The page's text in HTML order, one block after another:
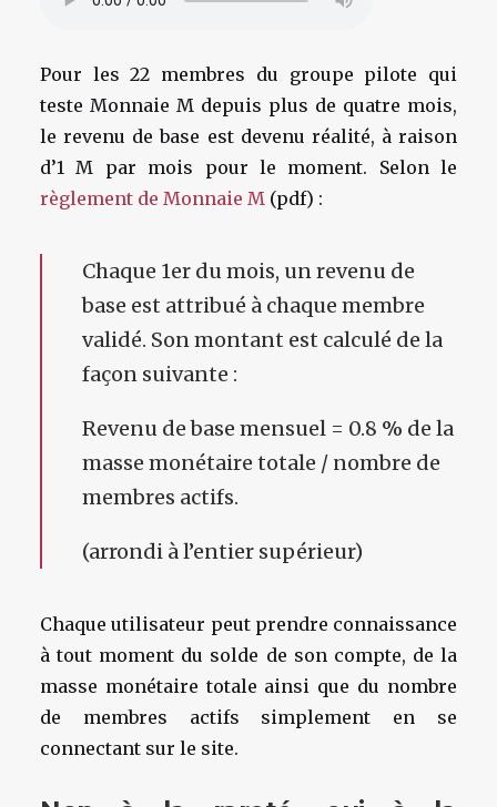
Pour les 22 membres du groupe pilote qui
teste Monnaie M depuis plus de quatre mois,
le revenu de base est devenu réalité, à raison
d’1 M par mois pour le moment. Selon le
règlement de Monnaie M (pdf) :
Chaque 1er du mois, un revenu de
base est attribué à chaque membre
validé. Son montant est calculé de la
façon suivante :
Revenu de base mensuel = 0.8 % de la
masse monétaire totale / nombre de
membres actifs.
(arrondi à l’entier supérieur)
Chaque utilisateur peut prendre connaissance
à tout moment du solde de son compte, de la
masse monétaire totale ainsi que du nombre
de membres actifs simplement en se
connectant sur le site.